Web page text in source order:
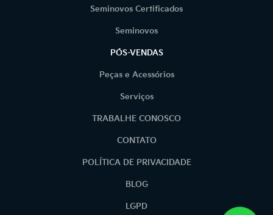
Seminovos Certificados
Seminovos
PÓS-VENDAS
Peças e Acessórios
Serviços
TRABALHE CONOSCO
CONTATO
POLÍTICA DE PRIVACIDADE
BLOG
LGPD